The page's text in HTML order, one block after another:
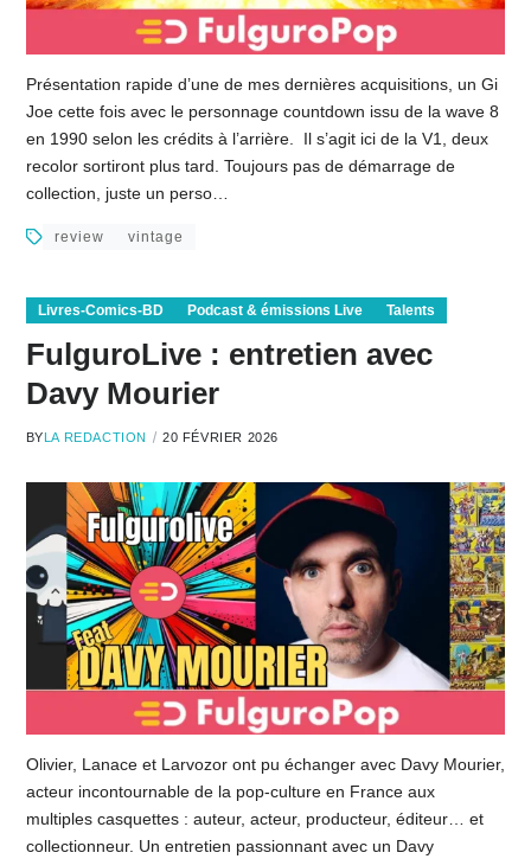
Présentation rapide d’une de mes dernières acquisitions, un Gi
Joe cette fois avec le personnage countdown issu de la wave 8
en 1990 selon les crédits à l’arrière. Il s’agit ici de la V1, deux
recolor sortiront plus tard. Toujours pas de démarrage de
collection, juste un perso…
review vintage
Livres-Comics-BD Podcast & émissions Live Talents
FulguroLive : entretien avec
Davy Mourier
BYLA REDACTION 20 FÉVRIER 2026
Olivier, Lanace et Larvozor ont pu échanger avec Davy Mourier,
acteur incontournable de la pop-culture en France aux
multiples casquettes : auteur, acteur, producteur, éditeur… et
collectionneur. Un entretien passionnant avec un Davy